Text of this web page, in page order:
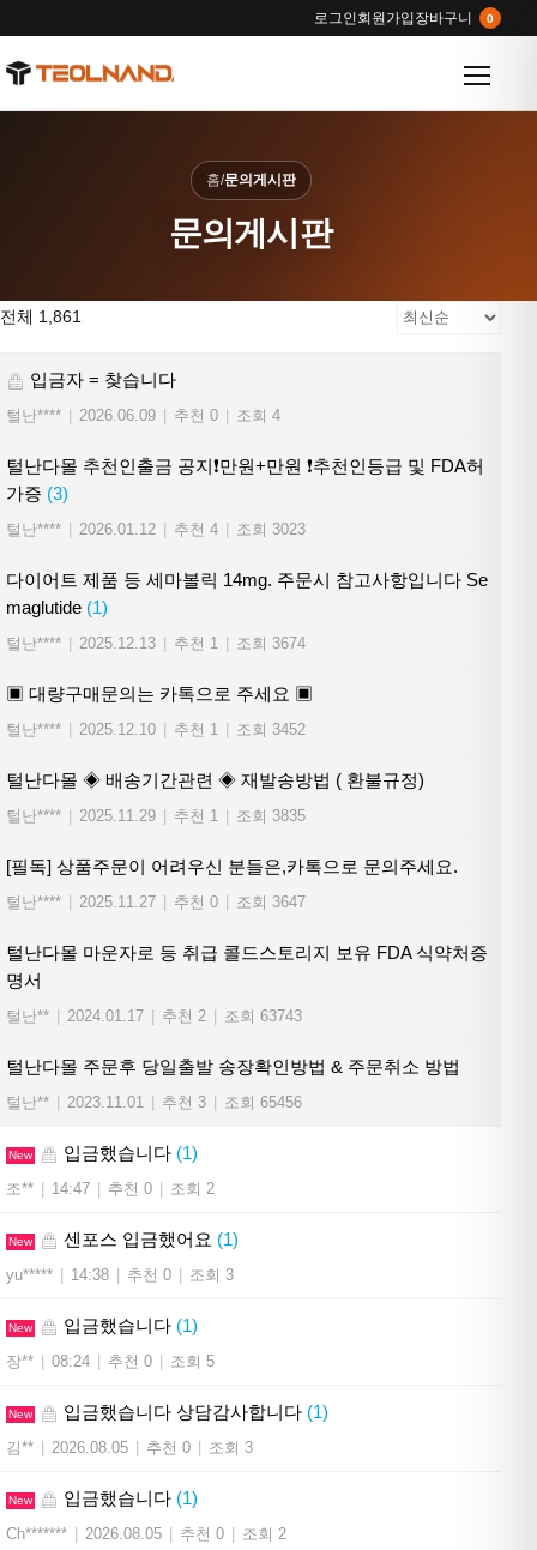
로그인회원가입장바구니 0
홈/문의게시판
문의게시판
전체 1,861
입금자 = 찾습니다
털난**** 2026.06.09 추천 0 조회 4
털난다몰 추천인출금 공지❗만원+만원 ❗추천인등급 및 FDA허
가증 (3)
털난**** 2026.01.12 추천 4 조회 3023
다이어트 제품 등 세마볼릭 14mg. 주문시 참고사항입니다 Se
maglutide (1)
털난**** 2025.12.13 추천 1 조회 3674
▣ 대량구매문의는 카톡으로 주세요 ▣
털난**** 2025.12.10 추천 1 조회 3452
털난다몰 ◈ 배송기간관련 ◈ 재발송방법 ( 환불규정)
털난**** 2025.11.29 추천 1 조회 3835
[필독] 상품주문이 어려우신 분들은,카톡으로 문의주세요.
털난**** 2025.11.27 추천 0 조회 3647
털난다몰 마운자로 등 취급 콜드스토리지 보유 FDA 식약처증
명서
털난** 2024.01.17 추천 2 조회 63743
털난다몰 주문후 당일출발 송장확인방법 & 주문취소 방법
털난** 2023.11.01 추천 3 조회 65456
New 입금했습니다 (1)
조** 14:47 추천 0 조회 2
New 센포스 입금했어요 (1)
yu***** 14:38 추천 0 조회 3
New 입금했습니다 (1)
장** 08:24 추천 0 조회 5
New 입금했습니다 상담감사합니다 (1)
김** 2026.08.05 추천 0 조회 3
New 입금했습니다 (1)
Ch******* 2026.08.05 추천 0 조회 2